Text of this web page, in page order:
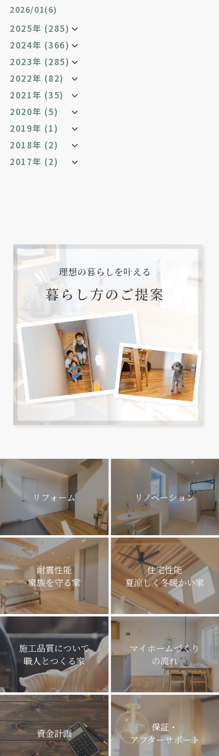
2026/01(6)
2025年 (285)
2024年 (366)
2023年 (285)
2022年 (82)
2021年 (35)
2020年 (5)
2019年 (1)
2018年 (2)
2017年 (2)
リフォーム リノベーション
耐震性能
家族を守る家
住宅性能
夏涼しく冬暖かい家
施工品質について
職人とつくる家
マイホームづくり
の流れ
資金計画
保証・
アフターサポート